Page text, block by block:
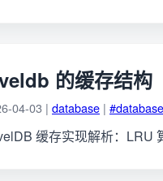
的缓存结构
04-03 | database | #database
缓存实现解析：LRU